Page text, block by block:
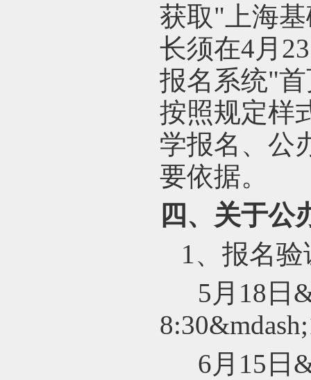
获取" 上海
长须在4月
报名系统"
按照规定样
学报名、公
要依据。
四、关于公
1、报名
5 月18日
6月15日